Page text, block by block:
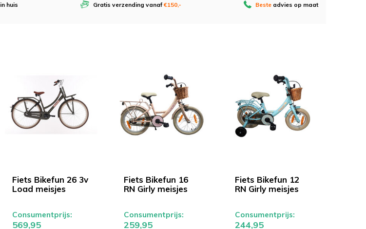
in huis Gratis verzending vanaf €150,- Beste advies op maat
Fiets Bikefun 26 3v
Load meisjes
Consumentprijs:
569,95
Fiets Bikefun 16
RN Girly meisjes
Consumentprijs:
259,95
Fiets Bikefun 12
RN Girly meisjes
Consumentprijs:
244,95